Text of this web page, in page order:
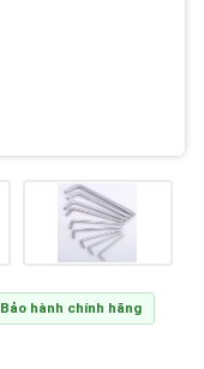
Bảo hành chính hãng